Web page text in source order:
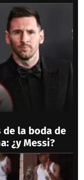
la boda de
¿y Messi?